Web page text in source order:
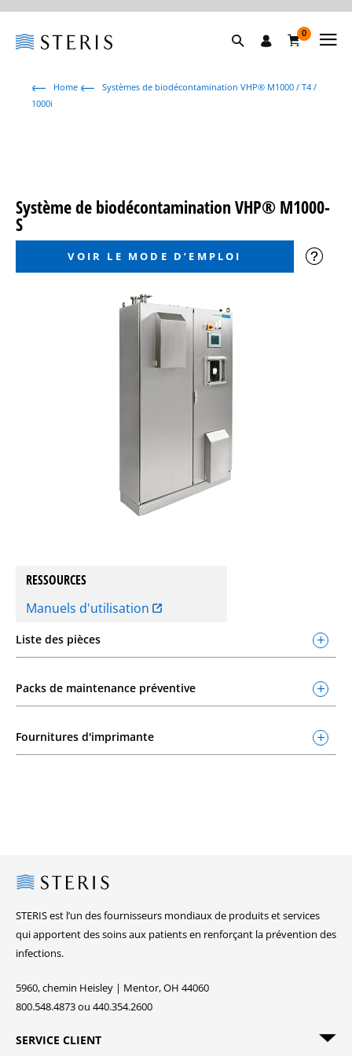
0
Home
Systèmes de biodécontamination VHP® M1000 / T4 /
1000i
Système de biodécontamination VHP® M1000-
S
VOIR LE MODE D’EMPLOI
RESSOURCES
Manuels d'utilisation
Liste des pièces
Packs de maintenance préventive
Fournitures d'imprimante
Steris
STERIS est l’un des fournisseurs mondiaux de produits et services
qui apportent des soins aux patients en renforçant la prévention des
infections.
5960, chemin Heisley | Mentor, OH 44060
800.548.4873 ou 440.354.2600
SERVICE CLIENT